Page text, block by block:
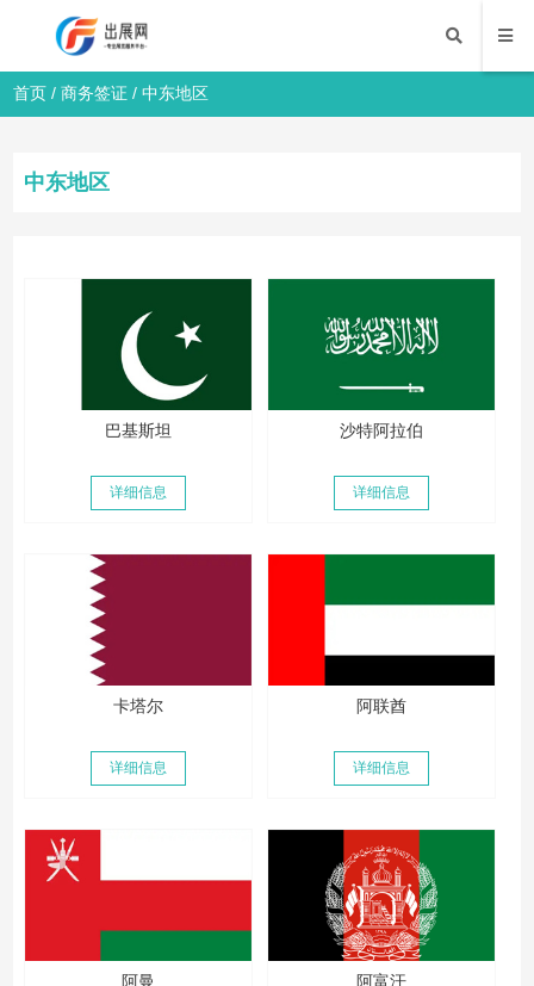
首页 /商务签证 /中东地区
中东地区
巴基斯坦
详细信息
沙特阿拉伯
详细信息
卡塔尔
详细信息
阿联酋
详细信息
阿曼 阿富汗